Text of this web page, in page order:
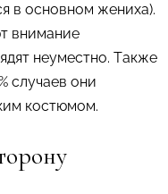
в основном жениха).
внимание
неуместно. Также
случаев они
костюмом.